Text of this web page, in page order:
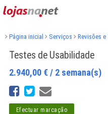
Página inicial Serviços Revisões
Testes de Usabilidade
2.940,00 €/ 2 semana(s)
Efectuar marcação